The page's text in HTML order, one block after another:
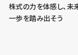
株式の力を体感し、未
一歩を踏み出そう